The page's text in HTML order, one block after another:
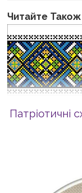
Читайте Також
Патріотичні